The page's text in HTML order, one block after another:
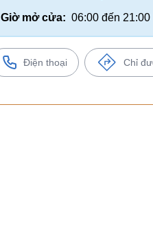
Giờ mở cửa: 06:00 đến 21:00
Điện thoại Chỉ